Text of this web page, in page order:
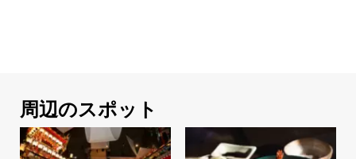
周辺のスポット